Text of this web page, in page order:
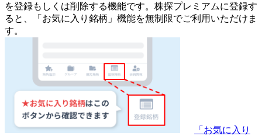
を登録もしくは削除する機能です。 株探プレミアムに登録す
ると、「お気に入り銘柄」機能を無制限でご利用いただけま
す。
「お気に入り